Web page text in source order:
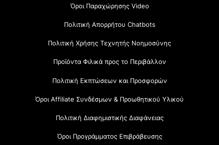
Όροι Παραχώρησης Video
Πολιτική Απορρήτου Chatbots
Πολιτική Χρήσης Τεχνητής Νοημοσύνης
Προϊόντα Φιλικά προς το Περιβάλλον
Πολιτική Εκπτώσεων και Προσφορών
Όροι Affiliate Συνδέσμων & Προωθητικού Υλικού
Πολιτική Διαφημιστικής Διαφάνειας
Όροι Προγράμματος Επιβράβευσης